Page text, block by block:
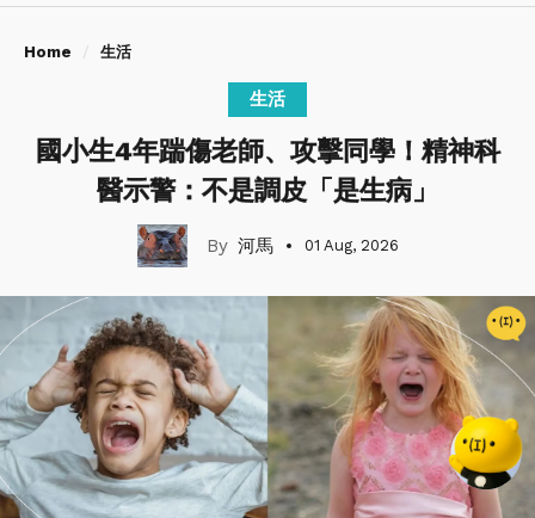
Home 生活
生活
國小生4年踹傷老師、攻擊同學！精神科
醫示警：不是調皮「是生病」
河馬 01 Aug, 2026